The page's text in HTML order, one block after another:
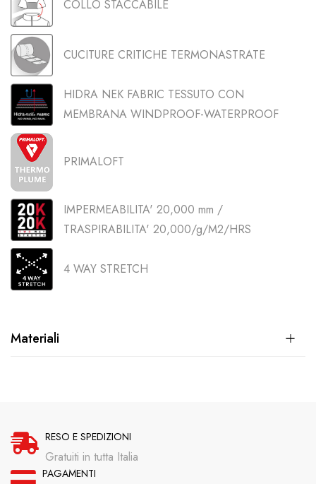
COLLO STACCABILE
CUCITURE CRITICHE TERMONASTRATE
HIDRA NEK FABRIC TESSUTO CON
MEMBRANA WINDPROOF-WATERPROOF
PRIMALOFT
IMPERMEABILITA' 20,000 mm /
TRASPIRABILITA' 20,000/g/M2/HRS
4 WAY STRETCH
Materiali
RESO E SPEDIZIONI
Gratuiti in tutta Italia
PAGAMENTI